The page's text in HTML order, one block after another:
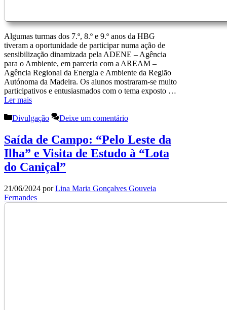
Algumas turmas dos 7.º, 8.º e 9.º anos da HBG
tiveram a oportunidade de participar numa ação de
sensibilização dinamizada pela ADENE – Agência
para o Ambiente, em parceria com a AREAM –
Agência Regional da Energia e Ambiente da Região
Autónoma da Madeira. Os alunos mostraram-se muito
participativos e entusiasmados com o tema exposto …
Ler mais
Categorias
Divulgação Deixe um comentário
Saída de Campo: “Pelo Leste da
Ilha” e Visita de Estudo à “Lota
do Caniçal”
21/06/2024 porLina Maria Gonçalves Gouveia
Fernandes